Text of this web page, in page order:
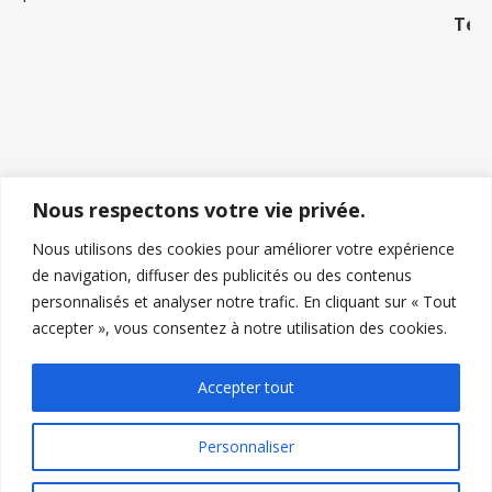
Nous respectons votre vie privée.
Nous utilisons des cookies pour améliorer votre expérience
de navigation, diffuser des publicités ou des contenus
personnalisés et analyser notre trafic. En cliquant sur « Tout
accepter », vous consentez à notre utilisation des cookies.
Personnaliser
Accepter tout
Mr Bertrand Magnétiseur Guérisseur 2026 | ✓ Thérapeute
Holistique Certifié Bertrand – Praticien en magnétisme à distance |
Mentions légales